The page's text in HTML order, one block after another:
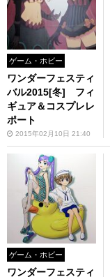
ゲーム・ホビー
ワンダーフェスティ
バル2015[冬] フィ
ギュア＆コスプレレ
ポート
2015年02月10日 21:40
ゲーム・ホビー
ワンダーフェスティ